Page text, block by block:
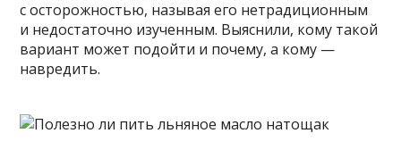
с осторожностью, называя его нетрадиционным
и недостаточно изученным. Выяснили, кому такой
вариант может подойти и почему, а кому —
навредить.